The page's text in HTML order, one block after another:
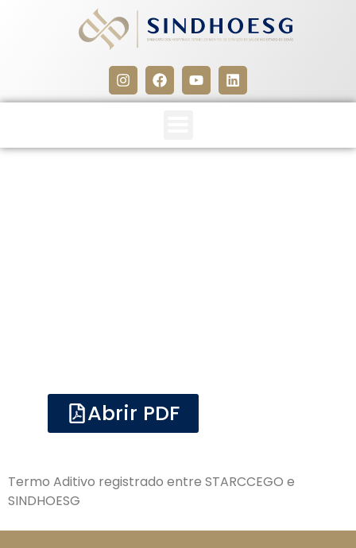
Abrir PDF
Termo Aditivo registrado entre STARCCEGO e
SINDHOESG